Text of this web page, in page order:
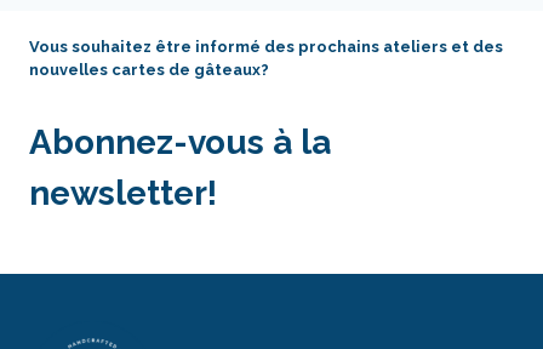
Vous souhaitez être informé des prochains ateliers et des
nouvelles cartes de gâteaux?
Abonnez-vous à la
newsletter!